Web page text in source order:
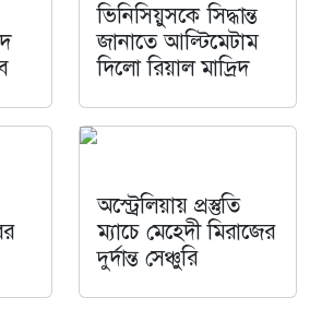
ভিনিসিয়ুসকে সিদ্ধান্ত
জানাতে আল্টিমেটাম
দিলো রিয়াল মাদ্রিদ
অস্ট্রেলিয়ায় প্রস্তুতি
ম্যাচে মেহেদী মিরাজের
দুর্দান্ত সেঞ্চুরি